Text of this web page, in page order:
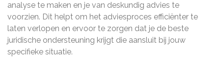
analyse te maken en je van deskundig advies te
voorzien. Dit helpt om het adviesproces efficiënter te
laten verlopen en ervoor te zorgen dat je de beste
juridische ondersteuning krijgt die aansluit bij jouw
specifieke situatie.